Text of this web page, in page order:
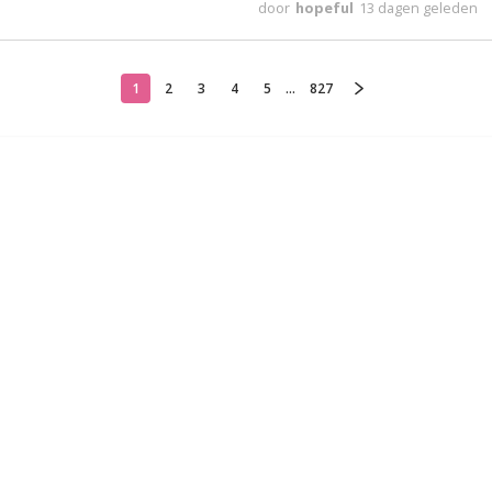
door hopeful 13 dagen geleden
1 2 3 4 5 ... 827